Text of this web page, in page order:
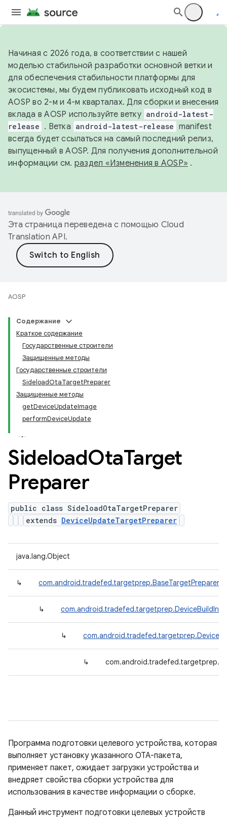
Начиная с 2026 года, в соответствии с нашей
моделью стабильной разработки основной ветки и
для обеспечения стабильности платформы для
экосистемы, мы будем публиковать исходный код в
AOSP во 2-м и 4-м кварталах. Для сборки и внесения
вклада в AOSP используйте ветку android-latest-
release . Ветка android-latest-release manifest
всегда будет ссылаться на самый последний релиз,
выпущенный в AOSP. Для получения дополнительной
информации см. раздел «Изменения в AOSP» .
Эта страница переведена с помощью Cloud
Translation API.
AOSP
Содержание
Краткое содержание
Государственные строители
Защищенные методы
Государственные строители
SideloadOtaTargetPreparer
Защищенные методы
getDeviceUpdateImage
performDeviceUpdate
SideloadOtaTarget
Preparer
public class SideloadOtaTargetPreparer
extends DeviceUpdateTargetPreparer
java.lang.Object
↳ com.android.tradefed.targetprep.BaseTargetPreparer
↳
↳
↳
Программа подготовки целевого устройства, которая
выполняет установку указанного OTA-пакета,
применяет пакет, ожидает загрузки устройства и
внедряет свойства сборки устройства для
использования в качестве информации о сборке.
Данный инструмент подготовки целевых устройств